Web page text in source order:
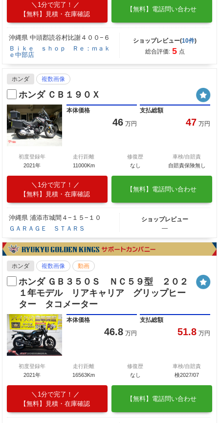
1分で完了！
【無料】見積・在庫確認
【無料】電話問い合わせ
沖縄県 中頭郡読谷村比謝４００−６
Ｂｉｋｅ ｓｈｏｐ Ｒｅ：ｍａｋ
ｅ中部店
ショップレビュー(10件)
総合評価: 5 点
ホンダ 複数画像
ホンダ ＣＢ１９０Ｘ
本体価格
46 万円
支払総額
47 万円
初度登録年
2021年
走行距離
11000Km
修復歴
なし
車検/自賠責
自賠責保険無し
1分で完了！
【無料】見積・在庫確認
【無料】電話問い合わせ
沖縄県 浦添市城間４−１５−１０
ＧＡＲＡＧＥ ＳＴＡＲＳ
ショップレビュー
―
ホンダ 複数画像 動画
ホンダ ＧＢ３５０Ｓ ＮＣ５９型 ２０２
１年モデル リアキャリア グリップヒー
ター タコメーター
本体価格
46.8 万円
支払総額
51.8 万円
初度登録年
2021年
走行距離
16563Km
修復歴
なし
車検/自賠責
検2027/07
1分で完了！
【無料】見積・在庫確認
【無料】電話問い合わせ